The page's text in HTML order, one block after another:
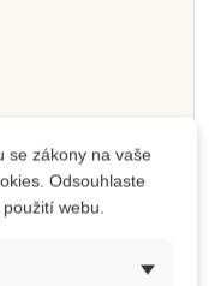
a
se zákony na vaše
Odsouhlaste
webu.